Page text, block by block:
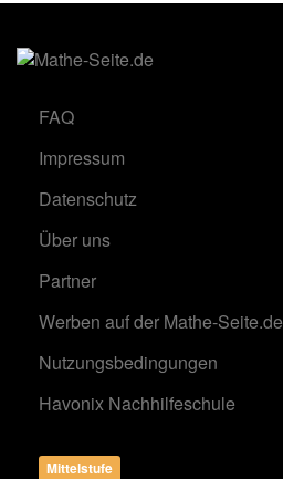
FAQ
Impressum
Datenschutz
Über uns
Partner
Werben auf der Mathe-Seite.de
Nutzungsbedingungen
Havonix Nachhilfeschule
Mittelstufe